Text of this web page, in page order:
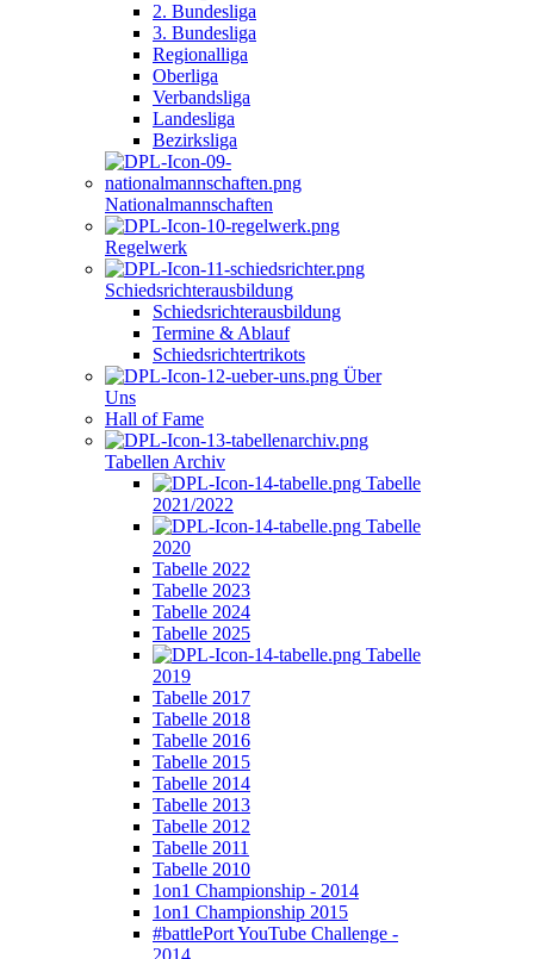
2. Bundesliga
3. Bundesliga
Regionalliga
Oberliga
Verbandsliga
Landesliga
Bezirksliga
Nationalmannschaften
Regelwerk
Schiedsrichterausbildung
Schiedsrichterausbildung
Termine & Ablauf
Schiedsrichtertrikots
Über
Uns
Hall of Fame
Tabellen Archiv
Tabelle
2021/2022
Tabelle
2020
Tabelle 2022
Tabelle 2023
Tabelle 2024
Tabelle 2025
Tabelle
2019
Tabelle 2017
Tabelle 2018
Tabelle 2016
Tabelle 2015
Tabelle 2014
Tabelle 2013
Tabelle 2012
Tabelle 2011
Tabelle 2010
1on1 Championship - 2014
1on1 Championship 2015
#battlePort YouTube Challenge -
2014